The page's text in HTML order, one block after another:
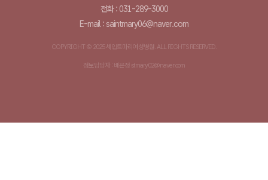
전화 : 031-289-3000
E-mail : saintmary06@naver.com
COPYRIGHT © 2025 세인트마리여성병원. ALL RIGHTS RESERVED.
정보담당자 : 배은정 stmary02@naver.com